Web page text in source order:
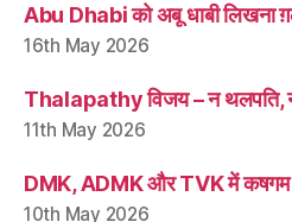
Abu Dhabi को अबू धाबी लिखना
16th May 2026
Thalapathy विजय – न थलपति,
11th May 2026
DMK, ADMK और TVK में कषगम
10th May 2026